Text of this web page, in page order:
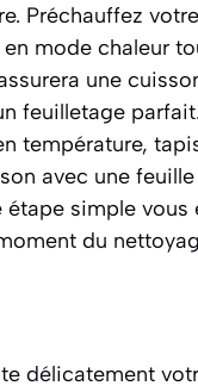
Préchauffez
mode chaleur
une
feuilletage
température,
avec une
étape simple vous
du
délicatement